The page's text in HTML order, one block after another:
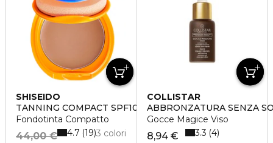
SHISEIDO
TANNING COMPACT SPF10
Fondotinta Compatto
44,00 € 3 colori
4.7 19
COLLISTAR
ABBRONZATURA SENZA
Gocce Magice Viso
8,94 €
3.3 4